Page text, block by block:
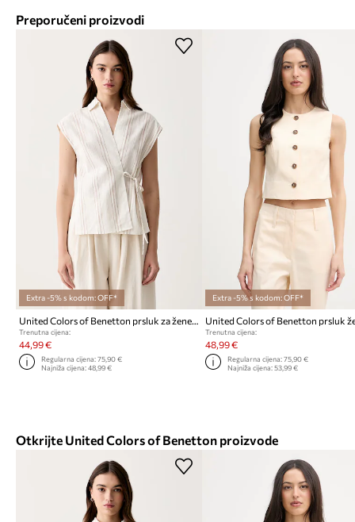
Preporučeni proizvodi
Extra -5% s kodom: OFF*
United Colors of Benetton prsluk za žene s lanom
Trenutna cijena:
44,99 €
Regularna cijena:75,90 €
Najniža cijena:48,99 €
Extra -5% s kodom: OFF*
Trenutna cijena:
48,99 €
Regularna cijena: 75,90 €
Najniža cijena: 53,99 €
Otkrijte United Colors of Benetton proizvode